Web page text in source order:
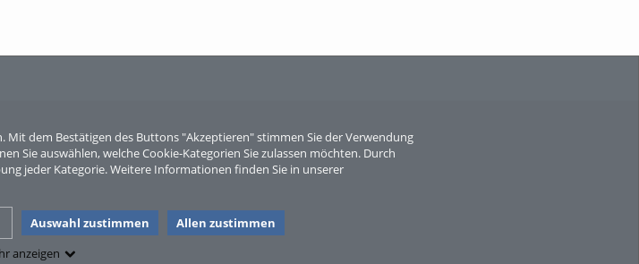
dem Bestätigen des Buttons "Akzeptieren" stimmen Sie der Verwendung
Sie auswählen, welche Cookie-Kategorien Sie zulassen möchten. Durch
jeder Kategorie. Weitere Informationen finden Sie in unserer
Auswahl zustimmen
Allen zustimmen
anzeigen
Sperber